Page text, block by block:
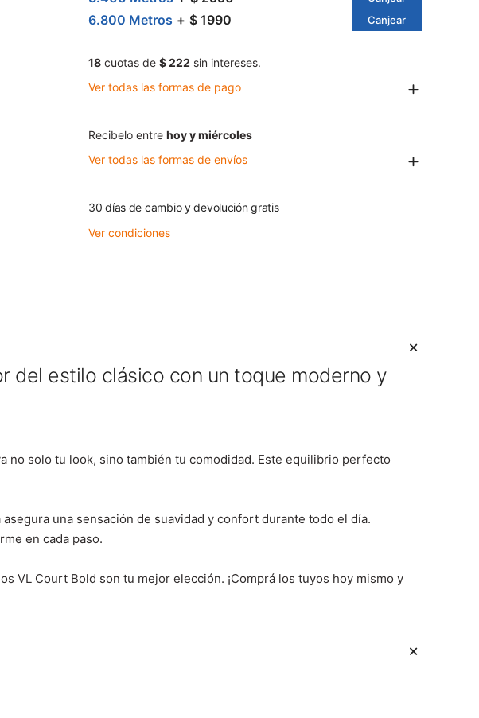
6.800 Metros $ 1990 Canjear
18 cuotas de $ 222 sin intereses.
Ver todas las formas de pago
Recibelo entre hoy y miércoles
Ver todas las formas de envíos
30 días de cambio y devolución gratis
Ver condiciones
del estilo clásico con un toque moderno y
no solo tu look, sino también tu comodidad. Este equilibrio perfecto
una sensación de suavidad y confort durante todo el día.
en cada paso.
VL Court Bold son tu mejor elección. ¡Comprá los tuyos hoy mismo y